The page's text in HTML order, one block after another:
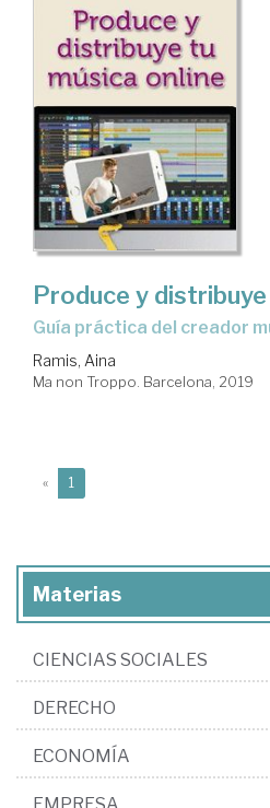
Produce y
guía práctica del creador
Ramis, Aina
Ma non Troppo. Barcelona, 2019
« 1
Materias
CIENCIAS SOCIALES
DERECHO
ECONOMÍA